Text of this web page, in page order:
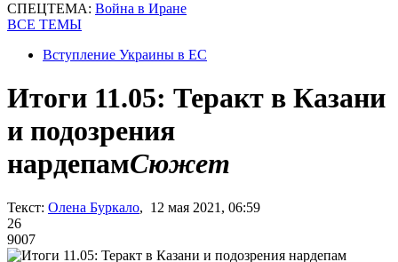
СПЕЦТЕМА: Война в Иране
ВСЕ ТЕМЫ
Вступление Украины в ЕС
Итоги 11.05: Теракт в Казани
и подозрения
нардепамСюжет
Текст: Олена Буркало, 12 мая 2021, 06:59
26
9007